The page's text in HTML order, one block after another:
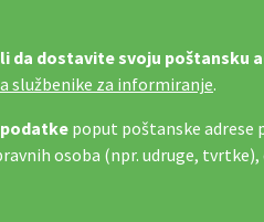
da dostavite svoju poštansku
službenike za informiranje.
poput poštanske adrese
osoba (npr. udruge,